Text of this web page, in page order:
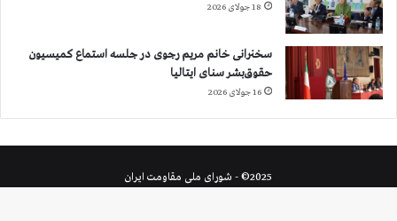
18 جولای 2026
سخنرانی خانم مریم رجوی در جلسه استماع کمیسیون
حقوق‌بشر سنای ایتالیا
16 جولای 2026
2025© - شورای ملی مقاومت ایران